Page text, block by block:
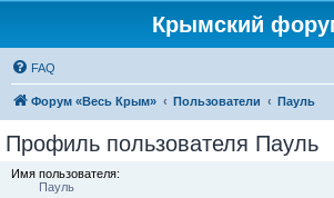
Крымский
FAQ
Форум «Весь Крым» Пользователи Пауль
Профиль пользователя Пауль
Имя пользователя:
Пауль